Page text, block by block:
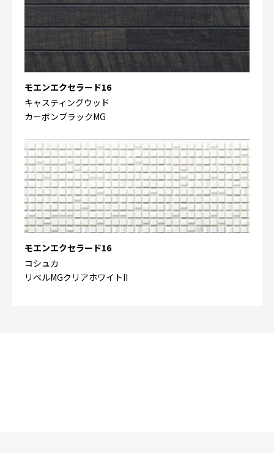
モエンエクセラード16
キャスティングウッド
カーボンブラックMG
モエンエクセラード16
コシュカ
リベルMGクリアホワイトII